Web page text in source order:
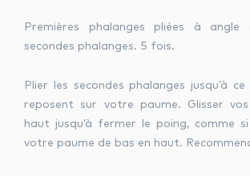
Premières phalanges pliées à
secondes phalanges. 5 fois.
Plier les secondes phalanges jusqu’à
reposent sur votre paume. Glisser
haut jusqu’à fermer le poing, comme
votre paume de bas en haut.